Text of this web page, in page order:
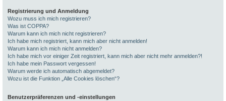
Registrierung und Anmeldung
Wozu muss ich mich registrieren?
Was ist COPPA?
Warum kann ich mich nicht registrieren?
Ich habe mich registriert, kann mich aber nicht anmelden!
Warum kann ich mich nicht anmelden?
Ich habe mich vor einiger Zeit registriert, kann mich aber nicht mehr anmelden?!
Ich habe mein Passwort vergessen!
Warum werde ich automatisch abgemeldet?
Wozu ist die Funktion „Alle Cookies löschen“?
Benutzerpräferenzen und -einstellungen